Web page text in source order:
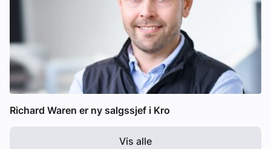
Richard Waren er ny salgssjef i Kro
Vis alle